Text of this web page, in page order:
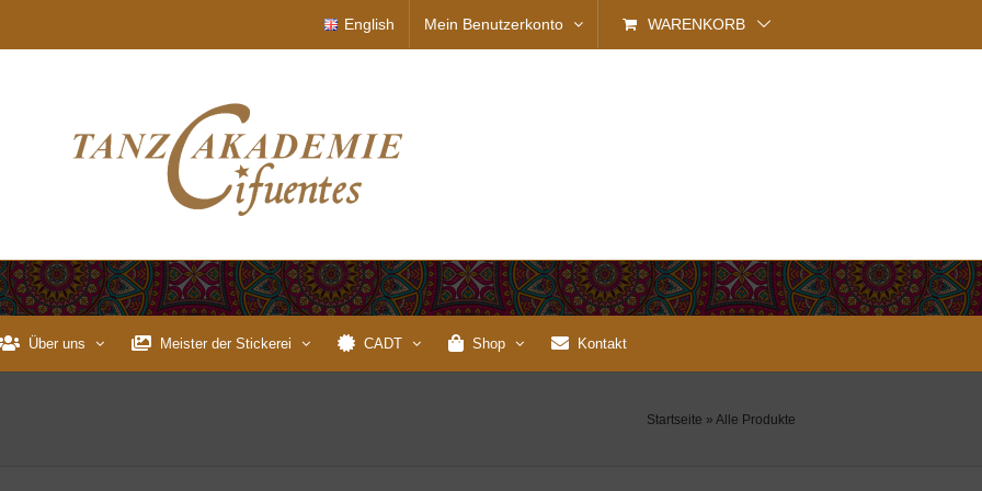
English Mein Benutzerkonto WARENKORB
Über uns Meister der Stickerei CADT Shop Kontakt
Startseite » Alle Produkte